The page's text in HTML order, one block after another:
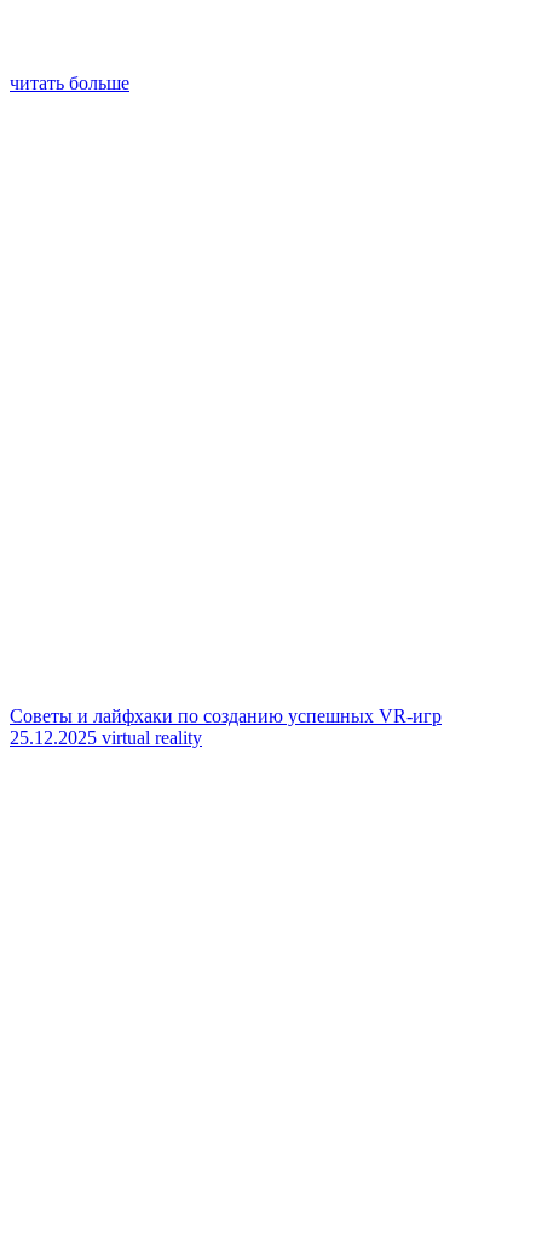
читать больше
Советы и лайфхаки по созданию успешных VR-игр
25.12.2025 virtual reality